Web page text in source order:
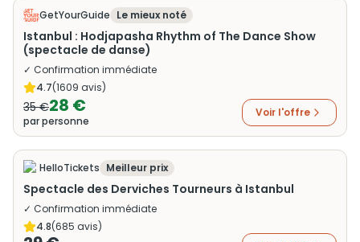
GetYourGuide Le mieux noté
Istanbul : Hodjapasha Rhythm of The Dance Show
(spectacle de danse)
✓ Confirmation immédiate
4.7(1609 avis)
35 €28 €
par personne
Voir l'offre
HelloTickets Meilleur prix
Spectacle des Derviches Tourneurs à Istanbul
✓ Confirmation immédiate
4.8(685 avis)